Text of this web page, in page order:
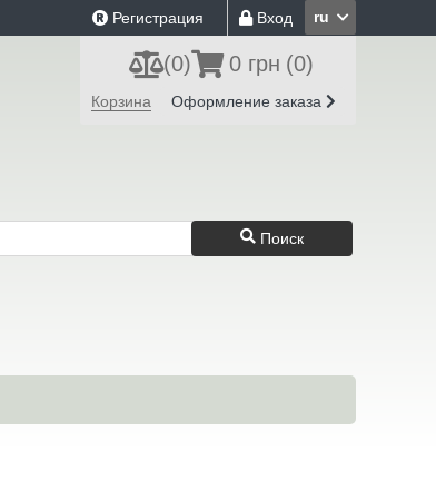
ru
Вход
Регистрация
(0) 0 грн (0)
Корзина Оформление заказа
Поиск